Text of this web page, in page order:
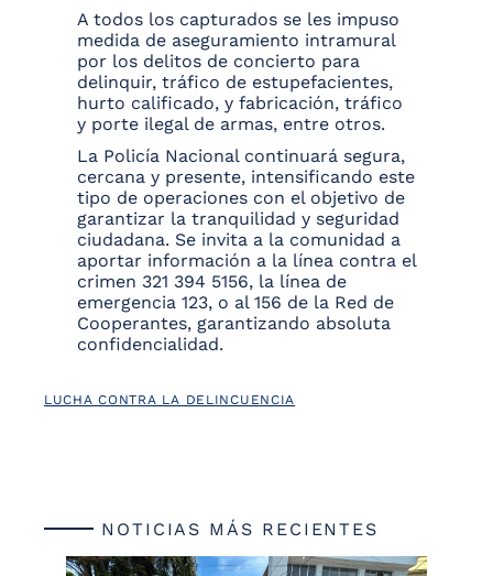
A todos los capturados se les impuso
medida de aseguramiento intramural
por los delitos de concierto para
delinquir, tráfico de estupefacientes,
hurto calificado, y fabricación, tráfico
y porte ilegal de armas, entre otros.
La Policía Nacional continuará segura,
cercana y presente, intensificando este
tipo de operaciones con el objetivo de
garantizar la tranquilidad y seguridad
ciudadana. Se invita a la comunidad a
aportar información a la línea contra el
crimen 321 394 5156, la línea de
emergencia 123, o al 156 de la Red de
Cooperantes, garantizando absoluta
confidencialidad.
LUCHA CONTRA LA DELINCUENCIA
NOTICIAS MÁS RECIENTES